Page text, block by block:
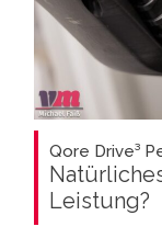
Qore Drive³
Leistung?